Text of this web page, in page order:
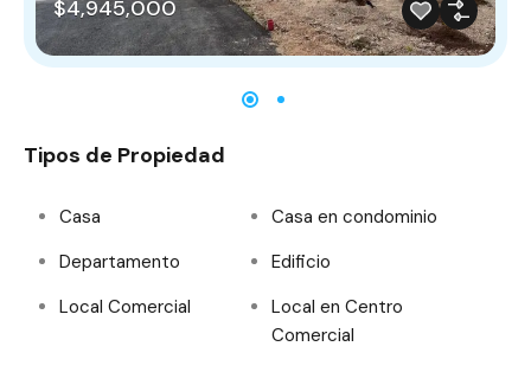
$4,945,000
Tipos de Propiedad
Casa
Casa en condominio
Departamento
Edificio
Local Comercial
Local en Centro
Comercial